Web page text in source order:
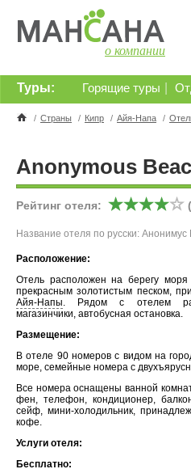
о компании
Горящие туры
Туры:
/ Страны / Кипр / Айя-Напа /
Anonymous
Рейтинг отеля:
Название отеля по русски: Анонимус
Расположение:
Отель расположен на берегу
прекрасным золотистым песком,
Айя-Напы. Рядом с отелем
магазинчики, автобусная остановка.
Размещение:
В отеле 90 номеров с видом на
море, семейные номера с
Все номера оснащены ванной
фен, телефон, кондиционер,
сейф, мини-холодильник,
кофе.
Услуги отеля:
Бесплатно: